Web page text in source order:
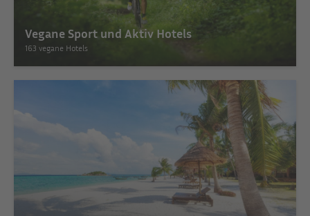
Vegane Sport und Aktiv Hotels
163 vegane Hotels